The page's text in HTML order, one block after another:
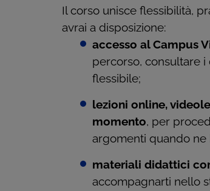
Il corso unisce flessibilità,
avrai a disposizione:
accesso al Campus
percorso, consultare
flessibile;
lezioni online,
momento, per
argomenti quando ne
materiali didattici
accompagnarti nello